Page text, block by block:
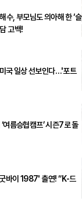
수, 부모님도 의아해 한 ‘슬
고백!
국 일상 선보인다…'포트
여름승협캠프’ 시즌7로 돌
바이 1987' 출연! “K-드